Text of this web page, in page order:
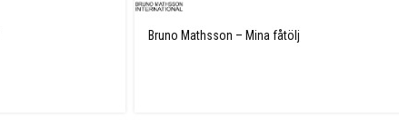
Bruno Mathsson – Mina fåtölj